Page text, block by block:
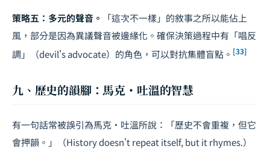
策略五：多元的聲音。
「這次不一樣」的敘事之所以能佔上
風，部分是因為異議聲音被邊緣化。確保決策過程中有「唱反
調」（devil's advocate）的角色，可以對抗集體盲點。 [33]
九、歷史的韻腳：馬克・吐溫的智慧
有一句話常被誤引為馬克・吐溫所說：「歷史不會重複，但它
會押韻。」（History doesn't repeat itself, but it rhymes.）